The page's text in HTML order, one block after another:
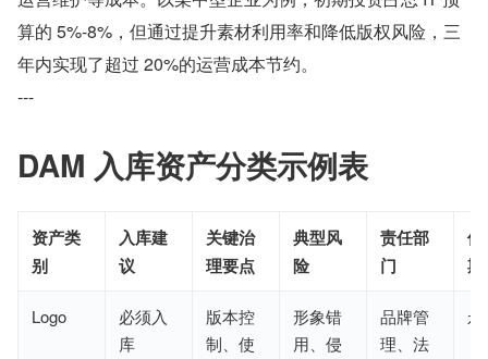
算的 5%-8%，但通过提升素材利用率和降低版权风险，三
年内实现了超过 20%的运营成本节约。
---
DAM 入库资产分类示例表
资产类
别
入库建
议
关键治
理要点
典型风
险
责任部
门
保
期
Logo
必须入
库
版本控
制、使
形象错
用、侵
品牌管
理、法